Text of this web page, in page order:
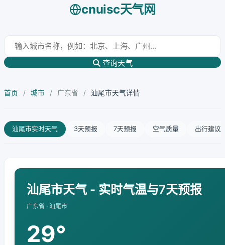
cnuisc天气网
查询天气
首页 / 城市 / 广东省 / 汕尾市天气详情
汕尾市实时天气 3天预报 7天预报 空气质量 出行建议
汕尾市天气 - 实时气温与7天预报
广东省 · 汕尾市
29°